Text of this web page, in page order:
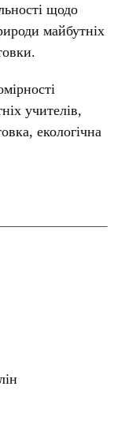
щодо
майбутніх
учителів,
екологічна